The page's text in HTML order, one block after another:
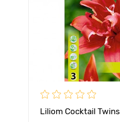
Liliom Cocktail Twins